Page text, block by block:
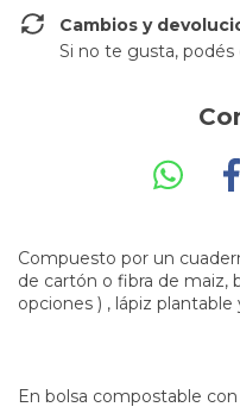
Cambios y
Si no te gusta,
Compuesto por un
de cartón o fibra de maiz,
opciones ) , lápiz
En bolsa compostable